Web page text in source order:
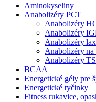
Aminokyseliny
Anabolizéry PCT
Anabolizéry
Anabolizéry
Anabolizéry
Anabolizéry
Anabolizéry
BCAA
Energetické gély pre
Energetické tyčinky
Fitness rukavice,